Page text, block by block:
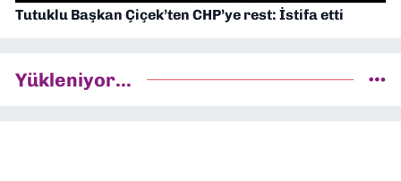
Tutuklu Başkan Çiçek’ten CHP’ye rest: İstifa etti
Yükleniyor...